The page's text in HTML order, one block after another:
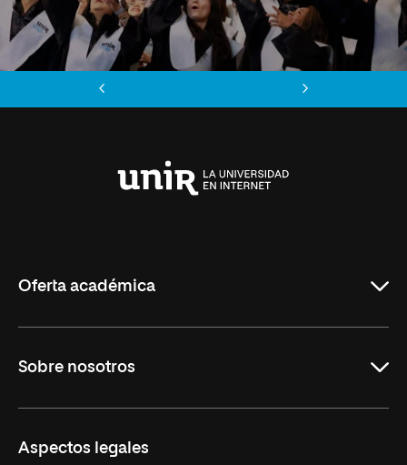
Oferta académica
Formación Continua
Sobre nosotros
Trabaja en UNIR
Aspectos legales